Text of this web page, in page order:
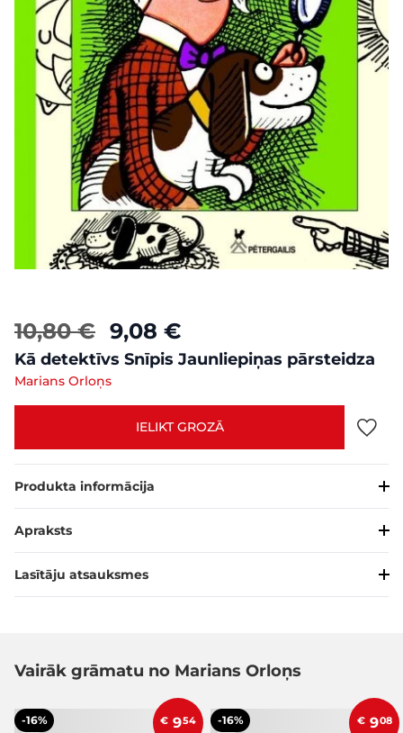
10,80 € 9,08 €
Kā detektīvs Snīpis Jaunliepiņas pārsteidza
Marians Orloņs
IELIKT GROZĀ
Produkta informācija
Apraksts
Lasītāju atsauksmes
Vairāk grāmatu no Marians Orloņs
-16% € 954 -16% € 908